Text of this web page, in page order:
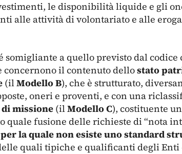
le disponibilità liquide e gli
alle attività di volontariato e alle
somigliante a quello previsto dal
concernono il contenuto dellostato
(ilModello B), che è strutturato,
oneri e proventi, e con una
missione (ilModello C), costituente
quale fusione delle richieste di “nota
per la quale non esiste uno standard
quali tipiche e qualificanti degli Enti